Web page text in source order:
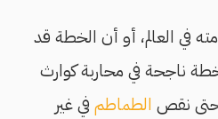
في العالم، أو أن الخطة قد
ناجحة في محاربة كوارث
حتى نقص الطماطمفي غير